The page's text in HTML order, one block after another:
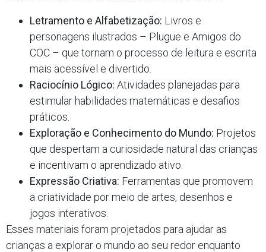
Letramento e Alfabetização: Livros e
personagens ilustrados – Plugue e Amigos do
COC – que tornam o processo de leitura e escrita
mais acessível e divertido.
Raciocínio Lógico: Atividades planejadas para
estimular habilidades matemáticas e desafios
práticos.
Exploração e Conhecimento do Mundo: Projetos
que despertam a curiosidade natural das crianças
e incentivam o aprendizado ativo.
Expressão Criativa: Ferramentas que promovem
a criatividade por meio de artes, desenhos e
jogos interativos.
Esses materiais foram projetados para ajudar as
crianças a explorar o mundo ao seu redor enquanto